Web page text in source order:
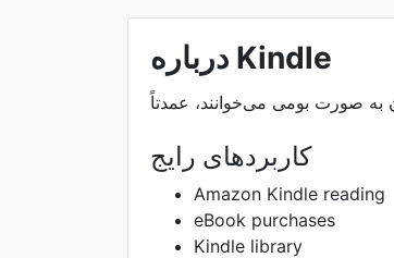
درباره Kindle
کاربردهای رایج
Amazon Kindle reading
eBook purchases
Kindle library